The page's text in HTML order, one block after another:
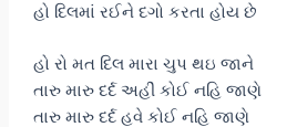
હો દિલમાં રઈને દગો કરતા હોય છે
હો રો મત દિલ મારા ચુપ થઇ જાને
તારુ મારુ દર્દ અહીં કોઈ નહિ જાણે
તારુ મારુ દર્દ હવે કોઈ નહિ જાણે